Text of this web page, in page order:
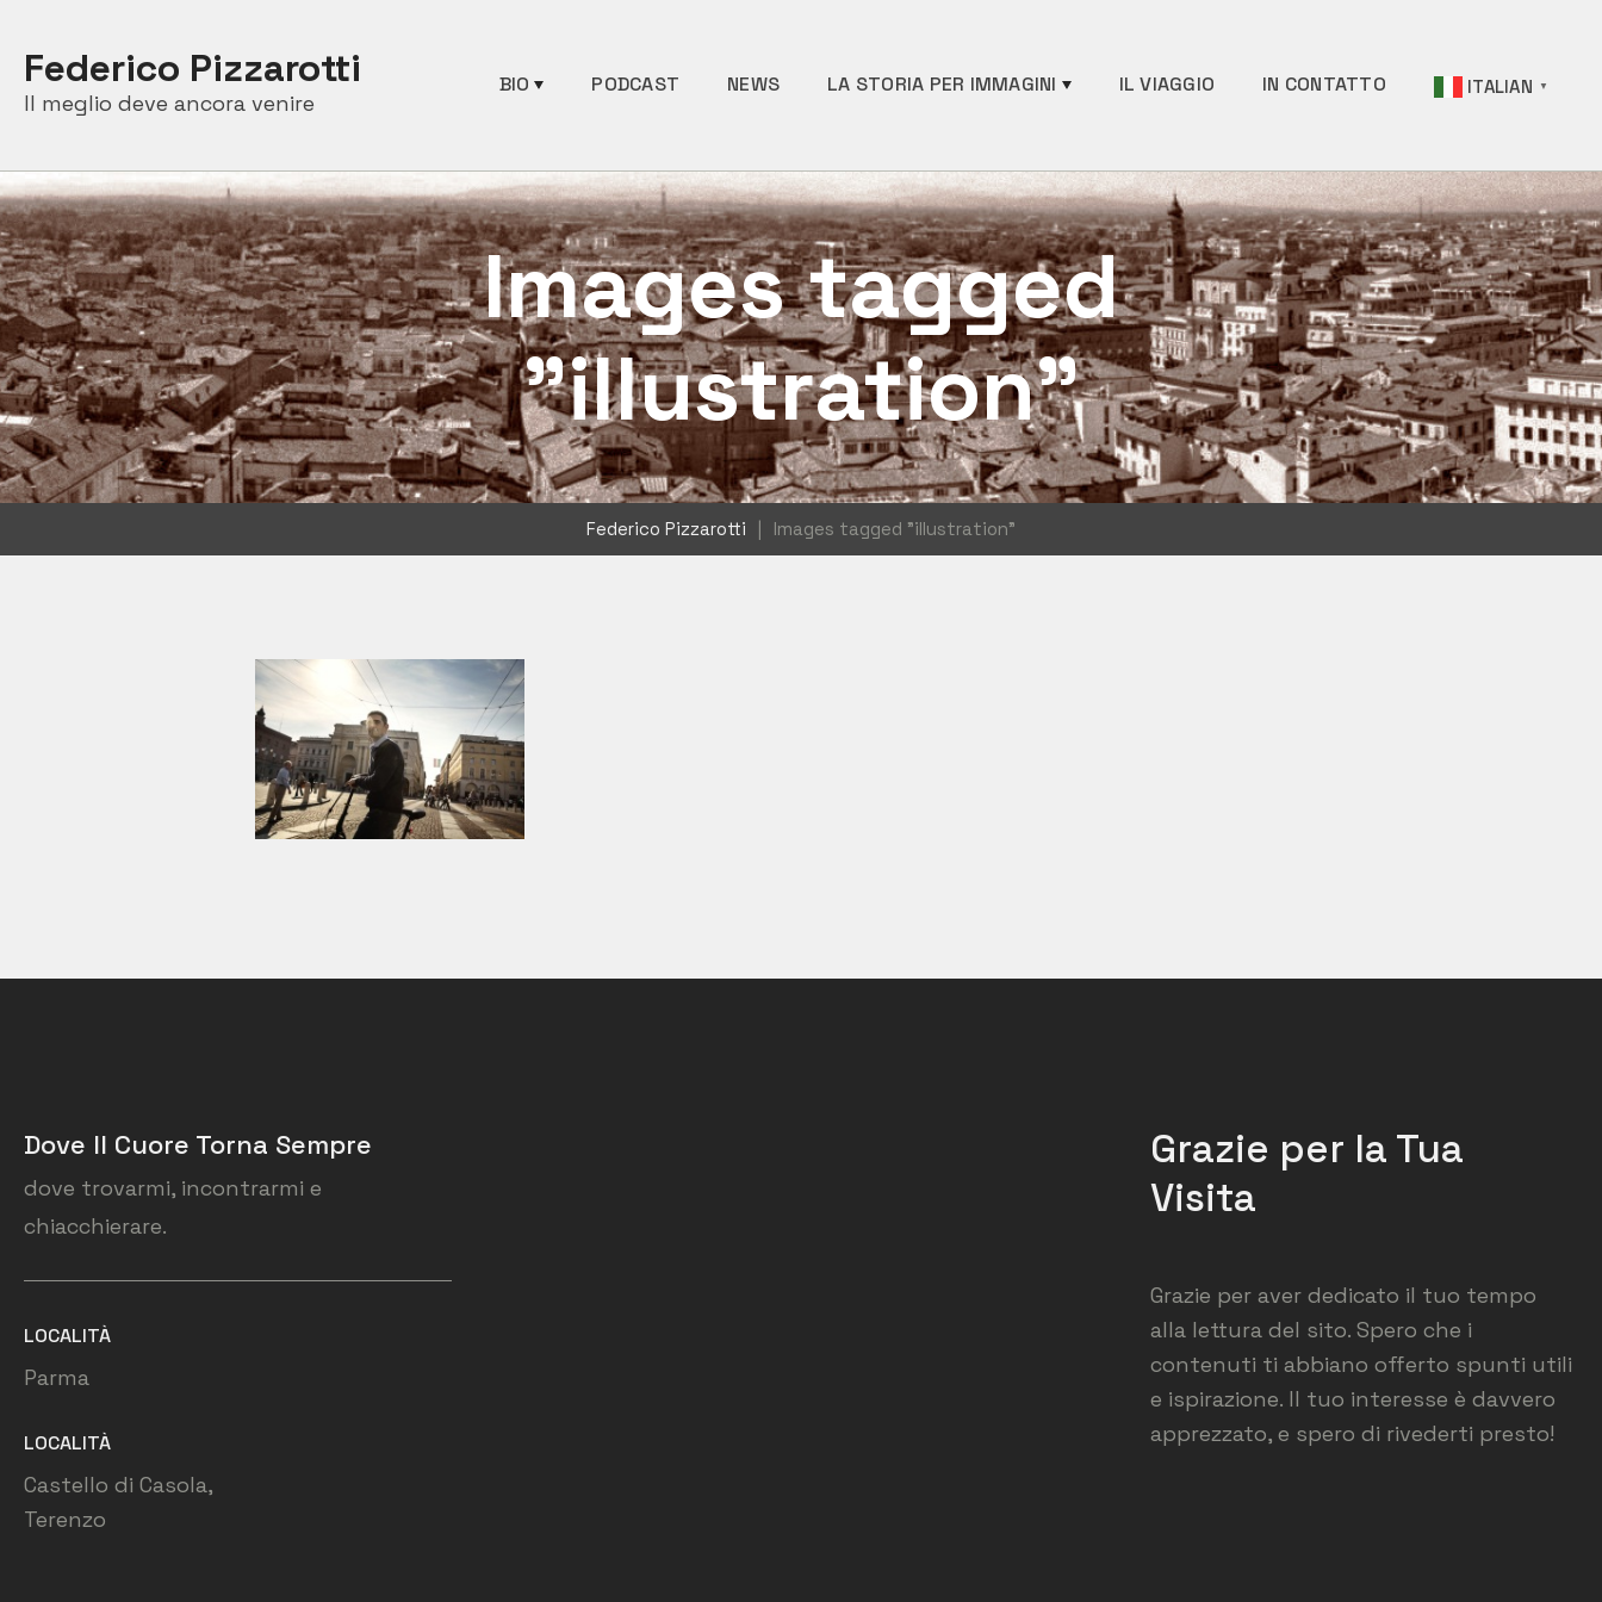
content
Federico Pizzarotti
Il meglio deve ancora venire
BIO PODCAST NEWS LA STORIA PER IMMAGINI IL VIAGGIO IN CONTATTO ITALIAN ▼
Images tagged
"illustration"
Federico Pizzarotti | Images tagged "illustration"
Dove Il Cuore Torna Sempre
dove trovarmi, incontrarmi e
chiacchierare.
LOCALITÀ
Parma
LOCALITÀ
Castello di Casola,
Terenzo
Grazie per la Tua
Visita
Grazie per aver dedicato il tuo tempo
alla lettura del sito. Spero che i
contenuti ti abbiano offerto spunti utili
e ispirazione. Il tuo interesse è davvero
apprezzato, e spero di rivederti presto!